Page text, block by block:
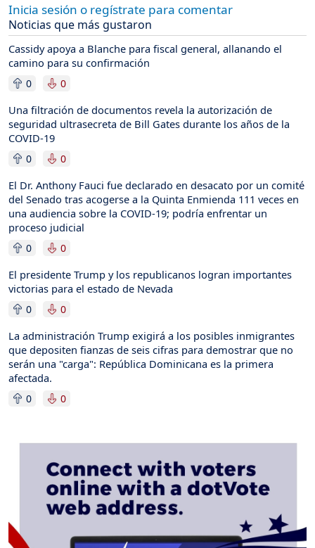
Inicia sesión o regístrate para comentar
Noticias que más gustaron
Cassidy apoya a Blanche para fiscal general, allanando el
camino para su confirmación
0 0
Una filtración de documentos revela la autorización de
seguridad ultrasecreta de Bill Gates durante los años de la
COVID-19
0 0
El Dr. Anthony Fauci fue declarado en desacato por un comité
del Senado tras acogerse a la Quinta Enmienda 111 veces en
una audiencia sobre la COVID-19; podría enfrentar un
proceso judicial
0 0
El presidente Trump y los republicanos logran importantes
victorias para el estado de Nevada
0 0
La administración Trump exigirá a los posibles inmigrantes
que depositen fianzas de seis cifras para demostrar que no
serán una "carga": República Dominicana es la primera
afectada.
0 0